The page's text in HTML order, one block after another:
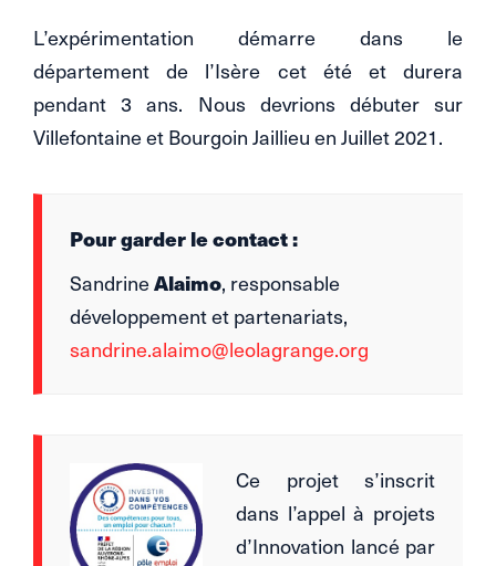
L’expérimentation démarre dans le
département de l’Isère cet été et durera
pendant 3 ans. Nous devrions débuter sur
Villefontaine et Bourgoin Jaillieu en Juillet 2021.
Pour garder le contact :
SandrineAlaimo, responsable
développement et partenariats,
sandrine.alaimo@leolagrange.org
Ce projet s’inscrit
dans l’appel à projets
d’Innovation lancé par